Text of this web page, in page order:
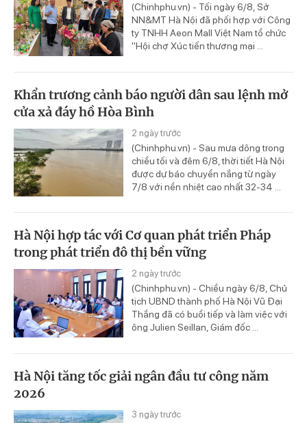
(Chinhphu.vn) - Tối ngày 6/8, Sở
NN&MT Hà Nội đã phối hợp với Công
ty TNHH Aeon Mall Việt Nam tổ chức
"Hội chợ Xúc tiến thương mại ...
Khẩn trương cảnh báo người dân sau lệnh mở
cửa xả đáy hồ Hòa Bình
2 ngày trước
(Chinhphu.vn) - Sau mưa dông trong
chiều tối và đêm 6/8, thời tiết Hà Nội
được dự báo chuyển nắng từ ngày
7/8 với nền nhiệt cao nhất 32-34 ...
Hà Nội hợp tác với Cơ quan phát triển Pháp
trong phát triển đô thị bền vững
2 ngày trước
(Chinhphu.vn) - Chiều ngày 6/8, Chủ
tịch UBND thành phố Hà Nội Vũ Đại
Thắng đã có buổi tiếp và làm việc với
ông Julien Seillan, Giám đốc ...
Hà Nội tăng tốc giải ngân đầu tư công năm
2026
3 ngày trước